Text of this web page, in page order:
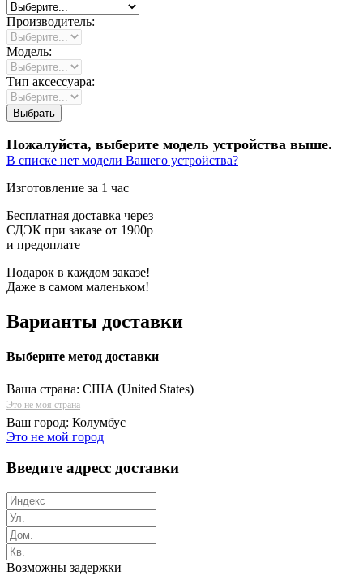
Производитель:
Модель:
Тип аксессуара:
Пожалуйста, выберите модель устройства выше.
В списке нет модели Вашего устройства?
Изготовление за 1 час
Бесплатная доставка через
СДЭК при заказе от 1900р
и предоплате
Подарок в каждом заказе!
Даже в самом маленьком!
Варианты доставки
Выберите метод доставки
Ваша страна: США (United States)
Это не моя страна
Ваш город: Колумбус
Это не мой город
Введите адресс доставки
Возможны задержки